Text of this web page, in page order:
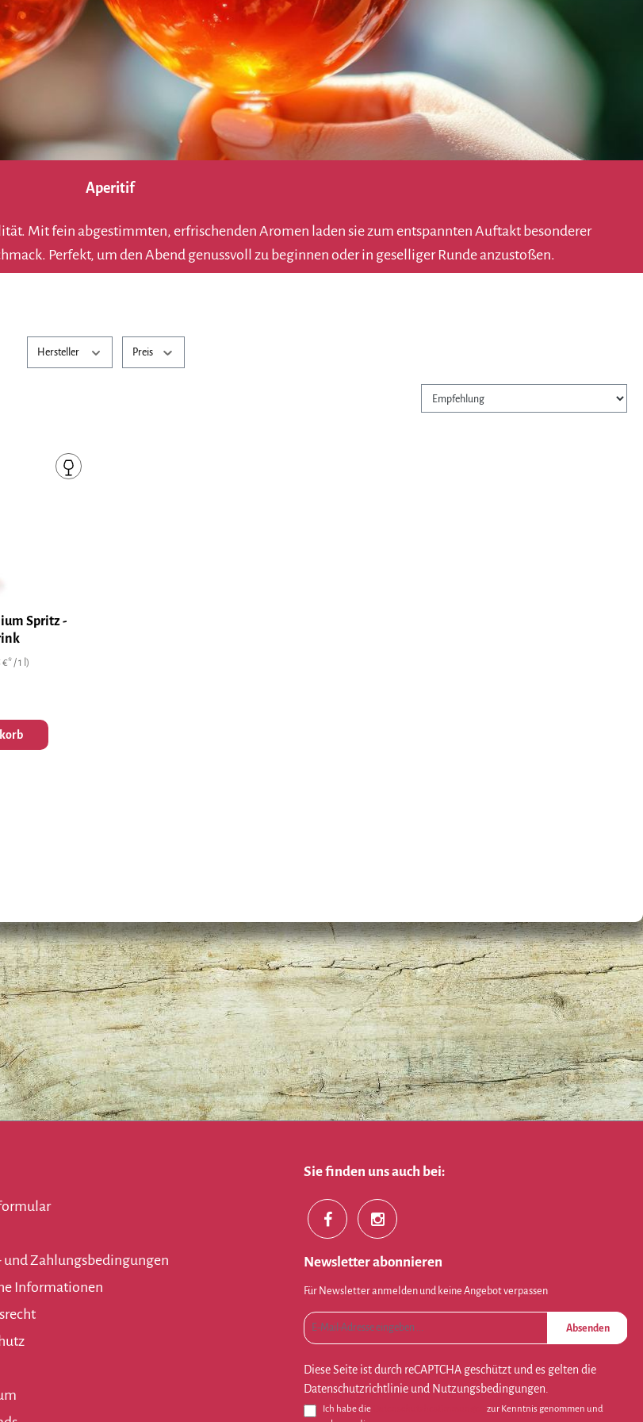
Aperitif
Mit fein abgestimmten, erfrischenden Aromen laden sie zum entspannten Auftakt besonderer
Perfekt, um den Abend genussvoll zu beginnen oder in geselliger Runde anzustoßen.
Hersteller Preis
Spritz -
€* / 1 l)
und Zahlungsbedingungen
Informationen
Sie finden uns auch bei:
Newsletter abonnieren
Für Newsletter anmelden und keine Angebot verpassen
Absenden
Diese Seite ist durch reCAPTCHA geschützt und es gelten die
Datenschutzrichtlinie und Nutzungsbedingungen
Ich habe die
zur Kenntnis genommen und